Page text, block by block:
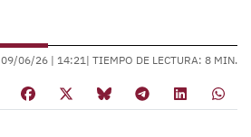
09/06/26 | 14:21| TIEMPO DE LECTURA: 8 MIN.